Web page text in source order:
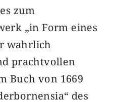
zum
„in Form eines
wahrlich
prachtvollen
Buch von 1669
des